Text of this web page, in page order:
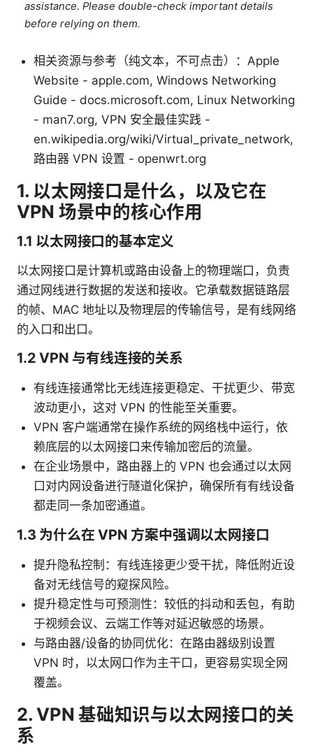
assistance. Please double-check important details
before relying on them.
相关资源与参考（纯文本，不可点击）：Apple
Website - apple.com, Windows Networking
Guide - docs.microsoft.com, Linux Networking
- man7.org, VPN 安全最佳实践 -
en.wikipedia.org/wiki/Virtual_private_network,
路由器 VPN 设置 - openwrt.org
1. 以太网接口是什么，以及它在
VPN 场景中的核心作用
1.1 以太网接口的基本定义
以太网接口是计算机或路由设备上的物理端口，负责
通过网线进行数据的发送和接收。它承载数据链路层
的帧、MAC 地址以及物理层的传输信号，是有线网络
的入口和出口。
1.2 VPN 与有线连接的关系
有线连接通常比无线连接更稳定、干扰更少、带宽
波动更小，这对 VPN 的性能至关重要。
VPN 客户端通常在操作系统的网络栈中运行，依
赖底层的以太网接口来传输加密后的流量。
在企业场景中，路由器上的 VPN 也会通过以太网
口对内网设备进行隧道化保护，确保所有有线设备
都走同一条加密通道。
1.3 为什么在 VPN 方案中强调以太网接口
提升隐私控制：有线连接更少受干扰，降低附近设
备对无线信号的窥探风险。
提升稳定性与可预测性：较低的抖动和丢包，有助
于视频会议、云端工作等对延迟敏感的场景。
与路由器/设备的协同优化：在路由器级别设置
VPN 时，以太网口作为主干口，更容易实现全网
覆盖。
2. VPN 基础知识与以太网接口的关
系